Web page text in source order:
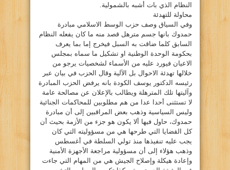
النظام الذي بات أشبه بالشمولية.
محاولة للتهدئة
وفي السياق وصف حزب الوسط الاسلامي مبادرة
حمدوك بانها جسم مترهل قصد منه ما كان يفعله النظام
السابق كلما ضاقت به السبل فيخرج إما بما يعرف
بحكومة الوحدة الوطنية او تشكيل ما سماه بمجلس
الاعيان فيورد عليه من الأسماء لشخصيات يرجو من
خلالها تهدئة الاحوال بل الآلية وقال الحزب في بيان عبر
رئيسه الدكتور يوسف الكودة بانه يرفض الحزب المبادرة
وآليتها تلك المترهلة ويطالب بالإعلان عن مصالحة عامة
لا تستثنى أحدا عدا من هم مطلوبين للمحاكمات الجنائية
وليس السياسية وذهب بعض المراقبين إلى أن مبادرة
حمدوك، حاول فيها ألا يكون هو جزء من الأزمة بحيث أن
كل القضايا التي طرحها هي من مسؤوليته التي كان
يجب عليه تنفيذها منذ تولي السلطة في أغسطس
وذهب هؤلاء إلى أن مسؤولية مراجعة الأجهزة الأمنية
وإعادة هيكلة وإصلاح الجيش هي من المهام التي جاءت